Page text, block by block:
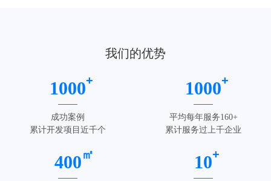
我们的优势
1000+
成功案例
累计开发项目近千个
1000+
平均每年服务160+
累计服务过上千企业
400㎡ 10+